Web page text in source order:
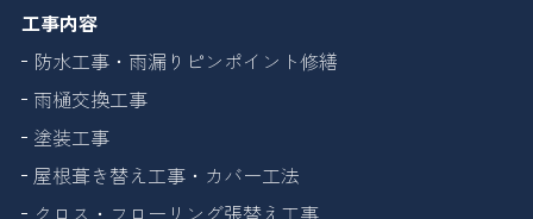
工事内容
防水工事・雨漏りピンポイント修繕
雨樋交換工事
塗装工事
屋根葺き替え工事・カバー工法